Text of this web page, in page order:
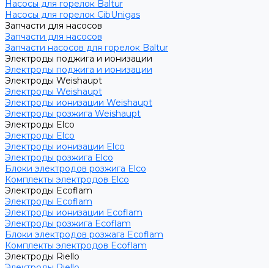
Насосы для горелок Baltur
Насосы для горелок CibUnigas
Запчасти для насосов
Запчасти для насосов
Запчасти насосов для горелок Baltur
Электроды поджига и ионизации
Электроды поджига и ионизации
Электроды Weishaupt
Электроды Weishaupt
Электроды ионизации Weishaupt
Электроды розжига Weishaupt
Электроды Elco
Электроды Elco
Электроды ионизации Elco
Электроды розжига Elco
Блоки электродов розжига Elco
Комплекты электродов Elco
Электроды Ecoflam
Электроды Ecoflam
Электроды ионизации Ecoflam
Электроды розжига Ecoflam
Блоки электродов розжага Ecoflam
Комплекты электродов Ecoflam
Электроды Riello